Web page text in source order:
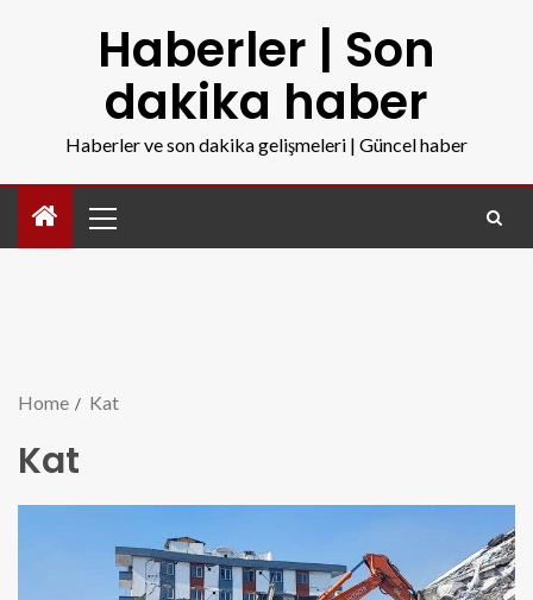
Haberler | Son
dakika haber
Haberler ve son dakika gelişmeleri | Güncel haber
Home Kat
Kat